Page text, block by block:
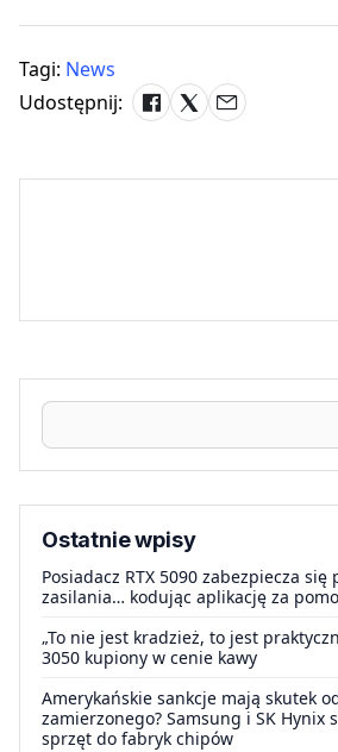
Tagi: News
Udostępnij:
Ostatnie wpisy
Posiadacz RTX 5090 zabezpiecza się
zasilania… kodując aplikację za
„To nie jest kradzież, to jest
3050 kupiony w cenie kawy
Amerykańskie sankcje mają skutek
zamierzonego? Samsung i SK Hynix
sprzęt do fabryk chipów